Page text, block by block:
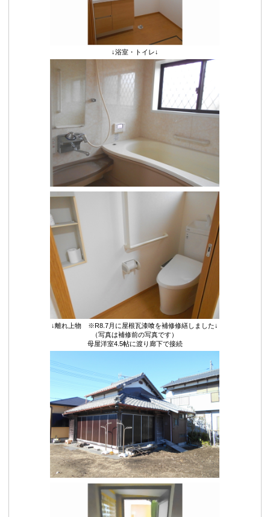
↓浴室・トイレ↓
↓離れ上物 ※R8.7月に屋根瓦漆喰を補修修繕しました↓
（写真は補修前の写真です）
母屋洋室4.5帖に渡り廊下で接続